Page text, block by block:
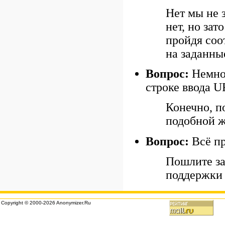
Нет мы не
нет, но
пройдя
на
Вопрос:
строке ввода
Конечно,
подобной
Вопрос: Всё
Пошлите
поддержки
Copyright © 2000-2026 Anonymizer.Ru